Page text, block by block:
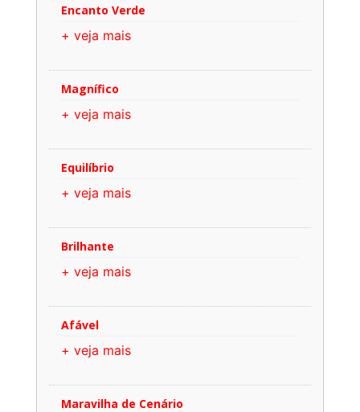
Encanto Verde
+ veja mais
Magnífico
+ veja mais
Equilíbrio
+ veja mais
Brilhante
+ veja mais
Afável
+ veja mais
Maravilha de Cenário